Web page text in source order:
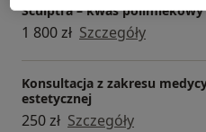
Sculptra – kwas polimlekowy
1 800 zł Szczegóły
Konsultacja z zakresu
estetycznej
250 zł Szczegóły